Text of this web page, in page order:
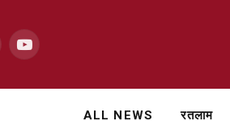
YouTube
ALL NEWS रतलाम